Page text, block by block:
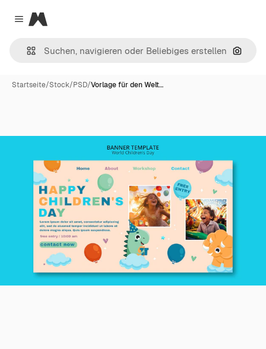
Close menu
Magnific
Nach
Startseite/Stock/PSD/Vorlage für den Welt…